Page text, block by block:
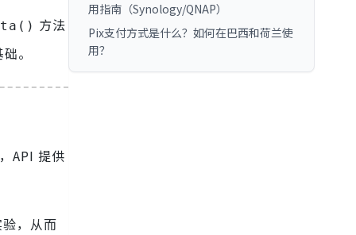
方法
。
API 提供
，从而
用指南（Synology/QNAP）
Pix支付方式是什么？如何在巴西和荷兰使
用？